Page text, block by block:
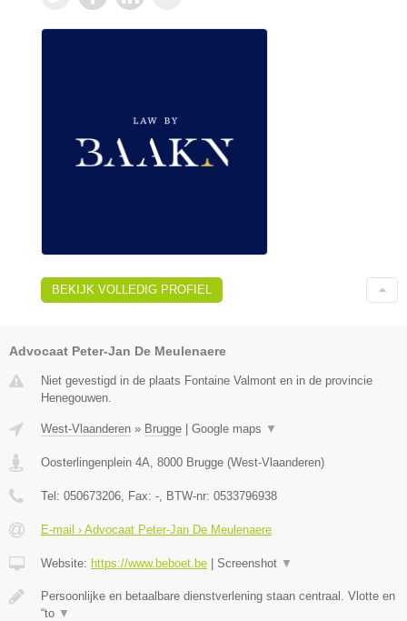
BEKIJK VOLLEDIG PROFIEL
Advocaat Peter-Jan De Meulenaere
Niet gevestigd in de plaats Fontaine Valmont en in de provincie
Henegouwen.
West-Vlaanderen » Brugge Google maps ▼
Oosterlingenplein 4A 8000 Brugge (West-Vlaanderen)
Tel: 050673206 , Fax: - , BTW-nr: 0533796938
E-mail › Advocaat Peter-Jan De Meulenaere
Website: https://www.beboet.be Screenshot ▼
Persoonlijke en betaalbare dienstverlening staan centraal. Vlotte en
“to ▼